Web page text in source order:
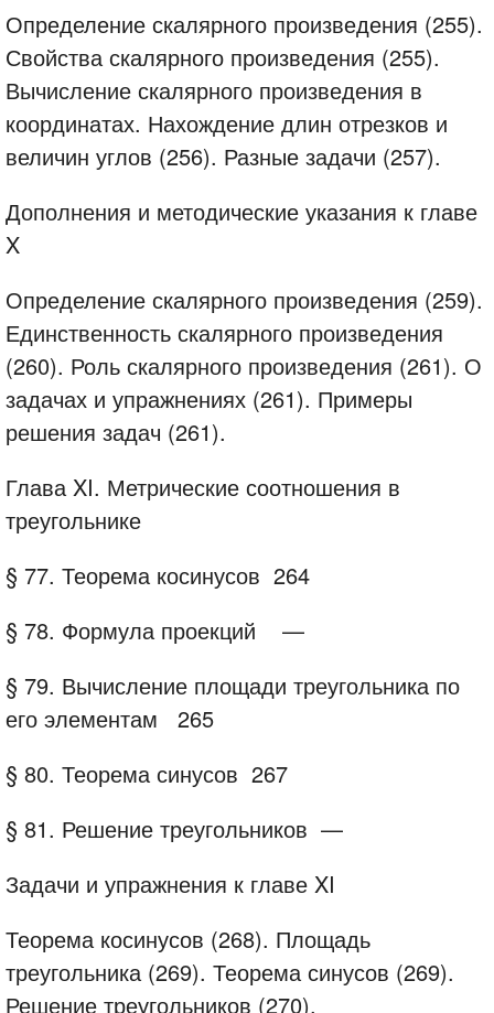
Определение скалярного произведения (255).
Свойства скалярного произведения (255).
Вычисление скалярного произведения в
координатах. Нахождение длин отрезков и
величин углов (256). Разные задачи (257).
Дополнения и методические указания к главе
X
Определение скалярного произведения (259).
Единственность скалярного произведения
(260). Роль скалярного произведения (261). О
задачах и упражнениях (261). Примеры
решения задач (261).
Глава XI. Метрические соотношения в
треугольнике
§ 77. Теорема косинусов 264
§ 78. Формула проекций
—
§ 79. Вычисление площади треугольника по
его элементам
265
§ 80. Теорема синусов 267
§ 81. Решение треугольников —
Задачи и упражнения к главе XI
Теорема косинусов (268). Площадь
треугольника (269). Теорема синусов (269).
Решение треугольников (270).